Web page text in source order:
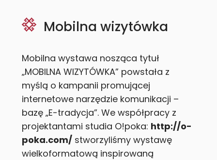
Mobilna wizytówka
Mobilna wystawa nosząca tytuł
„MOBILNA WIZYTÓWKA” powstała z
myślą o kampanii promującej
internetowe narzędzie komunikacji –
bazę „E-tradycja”. We współpracy z
projektantami studia O!poka: http://o-
poka.com/ stworzyliśmy wystawę
wielkoformatową inspirowaną